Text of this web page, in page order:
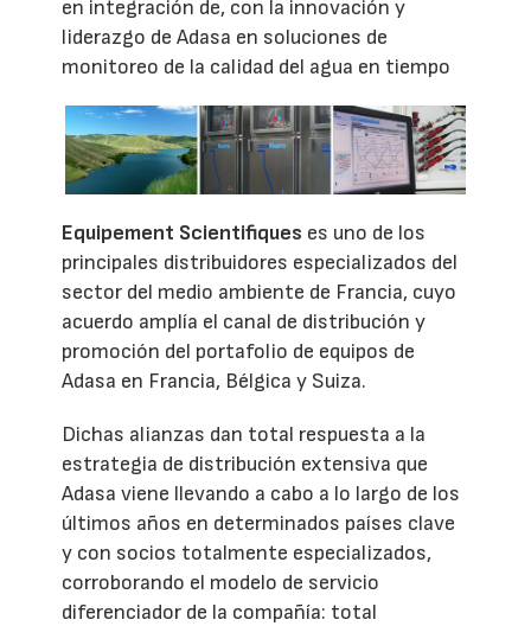
en integración de, con la innovación y
liderazgo de Adasa en soluciones de
monitoreo de la calidad del agua en tiempo
Equipement Scientifiques es uno de los
principales distribuidores especializados del
sector del medio ambiente de Francia, cuyo
acuerdo amplía el canal de distribución y
promoción del portafolio de equipos de
Adasa en Francia, Bélgica y Suiza.
Dichas alianzas dan total respuesta a la
estrategia de distribución extensiva que
Adasa viene llevando a cabo a lo largo de los
últimos años en determinados países clave
y con socios totalmente especializados,
corroborando el modelo de servicio
diferenciador de la compañía: total